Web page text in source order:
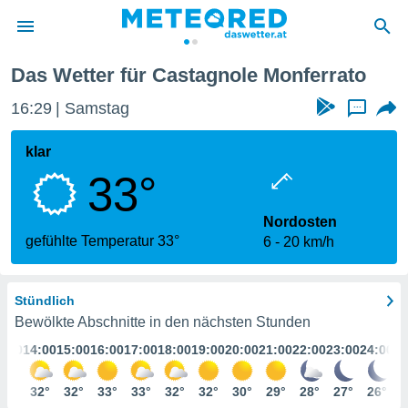
wurde
dass
sind.
diese
Das Wetter für Castagnole Monferrato
16:29 Samstag ...
klar
33°
gefühlte Temperatur 33°
Nordosten
6
20 km/h
Stündlich
Bewölkte Abschnitte in den nächsten Stunden
14:00
32°
15:00
32°
16:00
33°
17:00
33°
18:00
32°
19:00
32°
20:00
30°
21:00
29°
22:00
28°
23:00
27°
24:00
26°